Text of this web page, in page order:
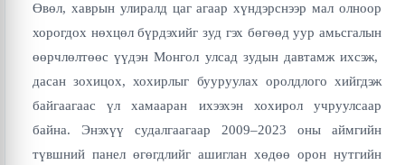
Өвөл, хаврын улиралд цаг агаар хүндэрснээр мал олноор
хорогдох нөхцөл бүрдэхийг зуд гэх бөгөөд уур амьсгалын
өөрчлөлтөөс үүдэн Монгол улсад зудын давтамж ихсэж,
дасан зохицох, хохирлыг бууруулах оролдлого хийгдэж
байгаагаас үл хамааран ихээхэн хохирол учруулсаар
байна. Энэхүү судалгаагаар 2009–2023 оны аймгийн
түвшний панел өгөгдлийг ашиглан хөдөө орон нутгийн